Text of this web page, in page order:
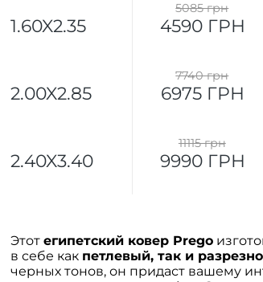
1.60X2.35
5085 грн
4590 ГРН
2.00X2.85
7740 грн
6975 ГРН
2.40X3.40
11115 грн
9990 ГРН
Этот египетский ковер Prego
в себе как петлевый, так и
черных тонов, он придаст вашему